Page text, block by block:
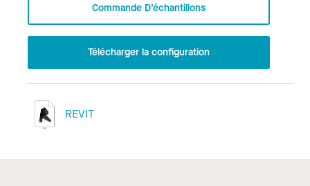
Commande D’échantillons
Télécharger la configuration
REVIT